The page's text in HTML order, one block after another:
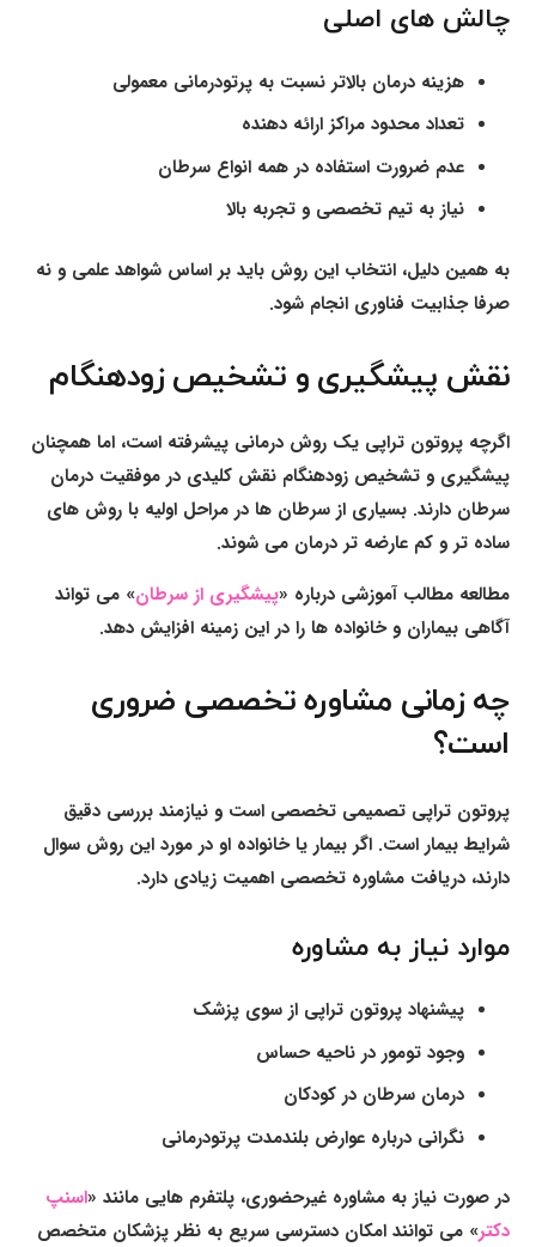
چالش های اصلی
هزینه درمان بالاتر نسبت به پرتودرمانی معمولی
تعداد محدود مراکز ارائه دهنده
عدم ضرورت استفاده در همه انواع سرطان
نیاز به تیم تخصصی و تجربه بالا
به همین دلیل، انتخاب این روش باید بر اساس شواهد علمی و نه
صرفا جذابیت فناوری انجام شود.
نقش پیشگیری و تشخیص زودهنگام
اگرچه پروتون تراپی یک روش درمانی پیشرفته است، اما همچنان
پیشگیری و تشخیص زودهنگام نقش کلیدی در موفقیت درمان
سرطان دارند. بسیاری از سرطان ها در مراحل اولیه با روش های
ساده تر و کم عارضه تر درمان می شوند.
مطالعه مطالب آموزشی درباره «پیشگیری از سرطان» می تواند
آگاهی بیماران و خانواده ها را در این زمینه افزایش دهد.
چه زمانی مشاوره تخصصی ضروری
است؟
پروتون تراپی تصمیمی تخصصی است و نیازمند بررسی دقیق
شرایط بیمار است. اگر بیمار یا خانواده او در مورد این روش سوال
دارند، دریافت مشاوره تخصصی اهمیت زیادی دارد.
موارد نیاز به مشاوره
پیشنهاد پروتون تراپی از سوی پزشک
وجود تومور در ناحیه حساس
درمان سرطان در کودکان
نگرانی درباره عوارض بلندمدت پرتودرمانی
در صورت نیاز به مشاوره غیرحضوری، پلتفرم هایی مانند «اسنپ
دکتر» می توانند امکان دسترسی سریع به نظر پزشکان متخصص